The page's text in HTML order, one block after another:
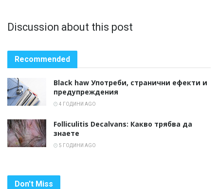
Discussion about this post
Recommended
Black haw Употреби, странични ефекти и
предупреждения
4 ГОДИНИ AGO
Folliculitis Decalvans: Какво трябва да
знаете
5 ГОДИНИ AGO
Don't Miss